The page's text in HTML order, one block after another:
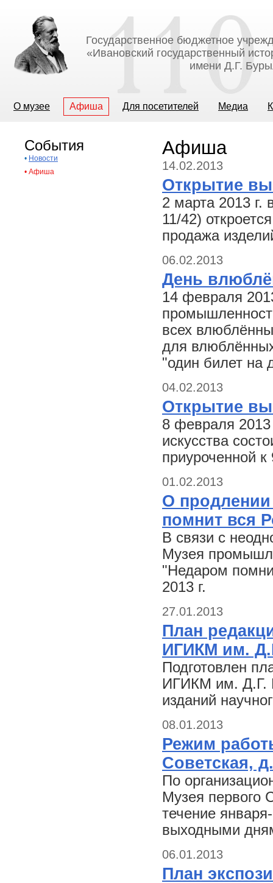
Государственное бюджетное
«Ивановский государственный
имени Д.Г.
О музее Афиша Для посетителей Медиа
События
• Новости
• Афиша
Афиша
14.02.2013
Открытие
2 марта 2013 г.
11/42)
продажа
06.02.2013
День
14 февраля
всех
для
"один билет на
04.02.2013
Открытие
8 февраля
искусства
приуроченной
01.02.2013
О
помнит вся
В связи с
Музея
"Недаром
2013 г.
27.01.2013
План
ИГИКМ им.
Подготовлен
ИГИКМ им. Д.Г.
изданий
08.01.2013
Режим
Советская,
По
Музея первого
течение
выходными
06.01.2013
План